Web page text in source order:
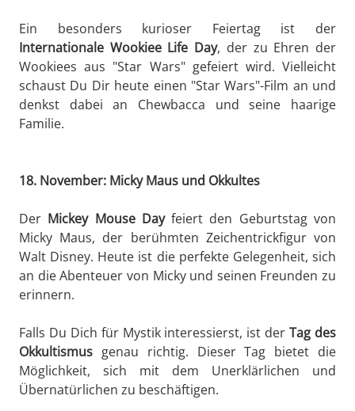
Ein besonders kurioser Feiertag ist der
Internationale Wookiee Life Day, der zu Ehren der
Wookiees aus "Star Wars" gefeiert wird. Vielleicht
schaust Du Dir heute einen "Star Wars"-Film an und
denkst dabei an Chewbacca und seine haarige
Familie.
18. November: Micky Maus und Okkultes
Der Mickey Mouse Dayfeiert den Geburtstag von
Micky Maus, der berühmten Zeichentrickfigur von
Walt Disney. Heute ist die perfekte Gelegenheit, sich
an die Abenteuer von Micky und seinen Freunden zu
erinnern.
Falls Du Dich für Mystik interessierst, ist derTag des
Okkultismus genau richtig. Dieser Tag bietet die
Möglichkeit, sich mit dem Unerklärlichen und
Übernatürlichen zu beschäftigen.